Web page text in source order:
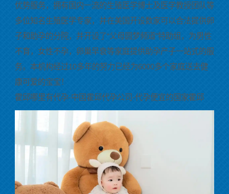
优势服务，拥有国内一流的生殖医学博士及医学教授团队等
多位知名生殖医学专家，并在美国开设数家可以合法提供卵
子和助孕的分院，并开设了“父母圆梦频道”特助组，为男性
不育，女性不孕，卵巢早衰等家庭提供助孕产子一站式的服
务。本机构经过10多年的努力已经为6000多个家庭送去健
康可爱的宝宝！
霍邱哪里有代孕-中国霍邱代孕公司-代孕便宜的国家霍邱